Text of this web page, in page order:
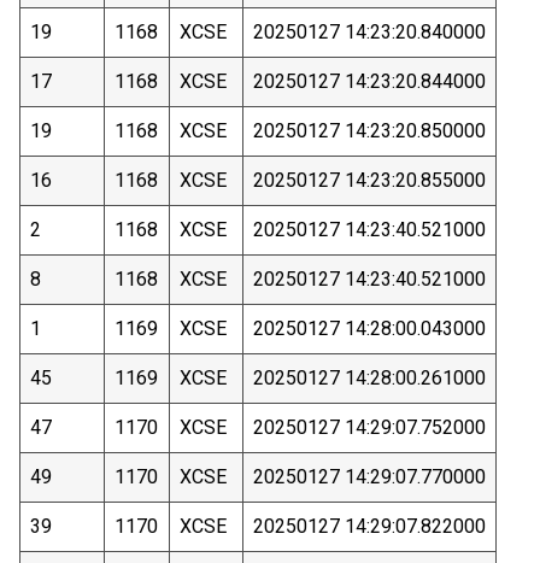
19 1168 XCSE 20250127 14:23:20.840000
17 1168 XCSE 20250127 14:23:20.844000
19 1168 XCSE 20250127 14:23:20.850000
16 1168 XCSE 20250127 14:23:20.855000
2 1168 XCSE 20250127 14:23:40.521000
8 1168 XCSE 20250127 14:23:40.521000
1 1169 XCSE 20250127 14:28:00.043000
45 1169 XCSE 20250127 14:28:00.261000
47 1170 XCSE 20250127 14:29:07.752000
49 1170 XCSE 20250127 14:29:07.770000
39 1170 XCSE 20250127 14:29:07.822000